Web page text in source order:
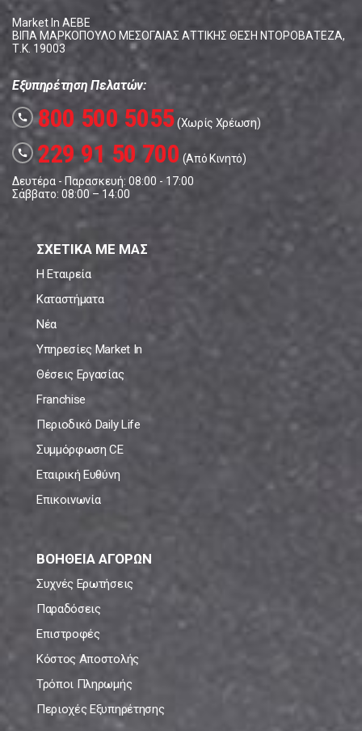
Market In ΑΕΒΕ
ΒΙΠΑ ΜΑΡΚΟΠΟΥΛΟ ΜΕΣΟΓΑΙΑΣ ΑΤΤΙΚΗΣ ΘΕΣΗ ΝΤΟΡΟΒΑΤΕΖΑ,
Τ.Κ. 19003
Εξυπηρέτηση Πελατών:
call 800 500 5055(Χωρίς Χρέωση)
call 229 91 50 700 (Από Κινητό)
Δευτέρα - Παρασκευή: 08:00 - 17:00
Σάββατο: 08:00 – 14:00
ΣΧΕΤΙΚΑ ΜΕ ΜΑΣ
Η Εταιρεία
Καταστήματα
Νέα
Υπηρεσίες Market In
Θέσεις Εργασίας
Franchise
Περιοδικό Daily Life
Συμμόρφωση CE
Εταιρική Ευθύνη
Επικοινωνία
ΒΟΗΘΕΙΑ ΑΓΟΡΩΝ
Συχνές Ερωτήσεις
Παραδόσεις
Επιστροφές
Κόστος Αποστολής
Τρόποι Πληρωμής
Περιοχές Εξυπηρέτησης